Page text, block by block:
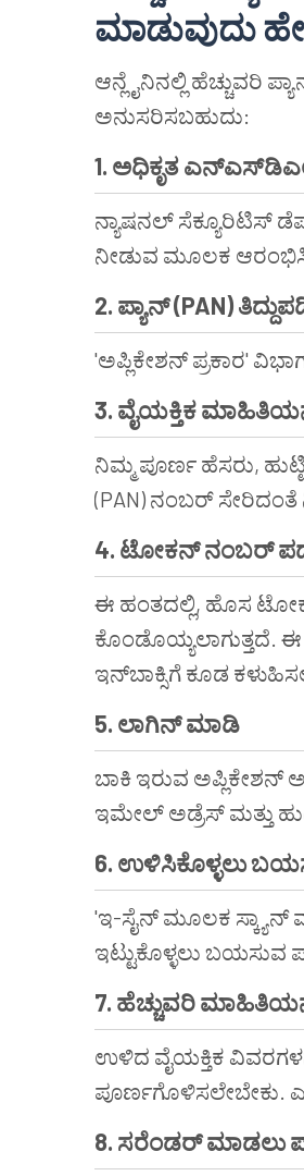
ಮಾಡುವುದು
ಆನ್ಲೈನಿನಲ್ಲಿ ಹೆಚ್ಚುವರಿ
ಅನುಸರಿಸಬಹುದು:
1. ಅಧಿಕೃತ
ನ್ಯಾಷನಲ್ ಸೆಕ್ಯೂರಿಟಿಸ್
ನೀಡುವ ಮೂಲಕ
2. ಪ್ಯಾನ್ (PAN)
'ಅಪ್ಲಿಕೇಶನ್ ಪ್ರಕಾರ'
3. ವೈಯಕ್ತಿಕ
ನಿಮ್ಮ ಪೂರ್ಣ ಹೆಸರು,
(PAN) ನಂಬರ್
4. ಟೋಕನ್ ನಂಬರ್
ಈ ಹಂತದಲ್ಲಿ, ಹೊಸ
ಕೊಂಡೊಯ್ಯಲಾಗುತ್ತದೆ.
ಇನ್‌ಬಾಕ್ಸಿಗೆ ಕೂಡ
5. ಲಾಗಿನ್ ಮಾಡಿ
ಬಾಕಿ ಇರುವ ಅಪ್ಲಿಕೇಶನ್
ಇಮೇಲ್ ಅಡ್ರೆಸ್ ಮತ್ತು
6. ಉಳಿಸಿಕೊಳ್ಳಲು
'ಇ-ಸೈನ್ ಮೂಲಕ ಸ್ಕ್ಯಾನ್
ಇಟ್ಟುಕೊಳ್ಳಲು ಬಯಸುವ
7. ಹೆಚ್ಚುವರಿ
ಉಳಿದ ವೈಯಕ್ತಿಕ
ಪೂರ್ಣಗೊಳಿಸಲೇಬೇಕು.
8. ಸರೆಂಡರ್ ಮಾಡಲು